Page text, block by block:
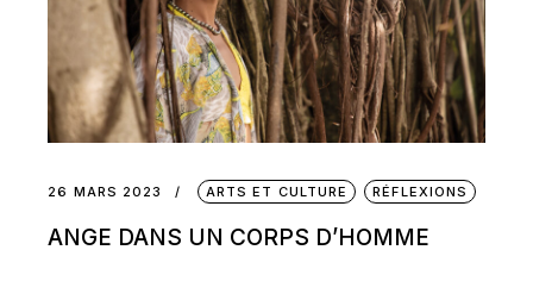
26 MARS 2023 ARTS ET CULTURE RÉFLEXIONS
ANGE DANS UN CORPS D’HOMME